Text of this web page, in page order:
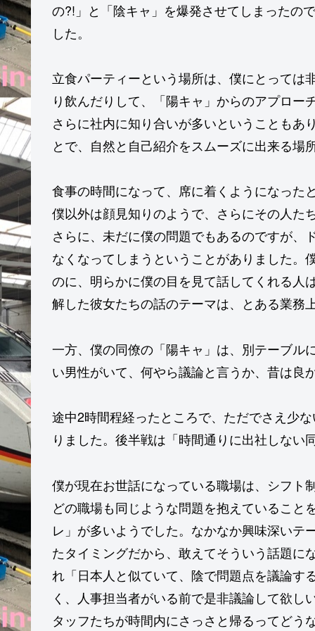
の?!」と「陰キャ」を爆発させてしまったの
した。
立食パーティーという場所は、僕にとっては
り飲んだりして、「陽キャ」からのアプロ
さらに社内に知り合いが多いということも
とで、自然と自己紹介をスムーズに出来る
食事の時間になって、席に着くようになった
僕以外は顔見知りのようで、さらにその人た
さらに、未だに僕の問題でもあるのですが
なくなってしまうということがありました。
のに、明らかに僕の目を見て話してくれる人
解した彼女たちの話のテーマは、とある業務
一方、僕の同僚の「陽キャ」は、別テーブル
い男性がいて、何やら議論と言うか、昔は良
途中2時間程経ったところで、ただでさえ少
りました。後半戦は「時間通りに出社しな
僕が現在お世話になっている職場は、シフト
どの職場も同じような問題を抱えているこ
レ」が多いようでした。なかなか興味深い
たタイミングだから、敢えてそういう話題に
れ「日本人と似ていて、陰で問題点を議論す
く、人事担当者がいる前で是非議論して欲
タッフたちが時間内にさっさと帰るってど